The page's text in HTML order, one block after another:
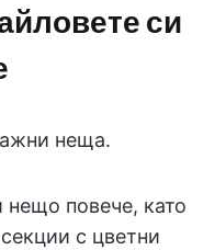
си
неща.
повече, като
с цветни